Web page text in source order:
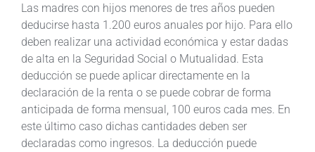
Las madres con hijos menores de tres años pueden
deducirse hasta 1.200 euros anuales por hijo. Para ello
deben realizar una actividad económica y estar dadas
de alta en la Seguridad Social o Mutualidad. Esta
deducción se puede aplicar directamente en la
declaración de la renta o se puede cobrar de forma
anticipada de forma mensual, 100 euros cada mes. En
este último caso dichas cantidades deben ser
declaradas como ingresos. La deducción puede